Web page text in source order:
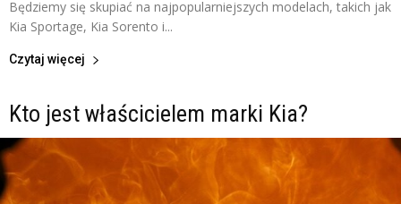
Będziemy się skupiać na najpopularniejszych modelach, takich jak
Kia Sportage, Kia Sorento i...
Czytaj więcej
Kto jest właścicielem marki Kia?